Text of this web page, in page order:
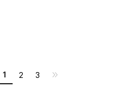
1 2 3